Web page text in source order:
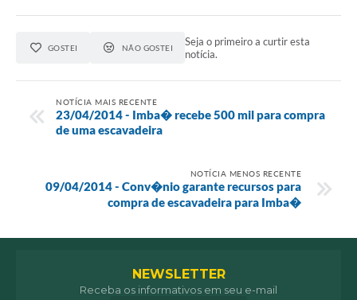
GOSTEI NÃO GOSTEI
Seja o primeiro a curtir esta
notícia.
NOTÍCIA MAIS RECENTE
23/04/2014 - Imba� recebe 500 mil para compra
de uma escavadeira
NOTÍCIA MENOS RECENTE
09/04/2014 - Conv�nio garante recursos para
compra de escavadeira para Imba�
NEWSLETTER
Receba os informativos em seu e-mail